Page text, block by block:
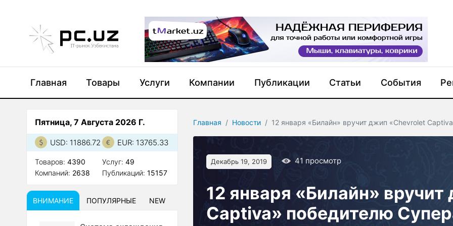
Главная Товары Услуги Компании Публикации Статьи События
Главная Новости 12 января «Билайн» вручит джип «Chevrolet
Декабрь 19, 2019 41 просмотр
12 января «Билайн»
Captiva» победителю
Пятница, 7 Августа 2026 Г.
USD: 11886.72 EUR: 13765.33
Товаров: 4390
Компаний: 2638
Услуг:49
Публикаций:15157
ВНИМАНИЕ ПОПУЛЯРНЫЕ NEW